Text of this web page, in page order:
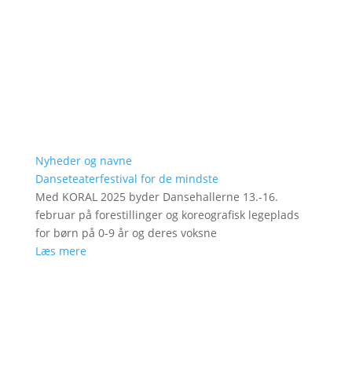
Nyheder og navne
Danseteaterfestival for de mindste
Med KORAL 2025 byder Dansehallerne 13.-16.
februar på forestillinger og koreografisk legeplads
for børn på 0-9 år og deres voksne
Læs mere